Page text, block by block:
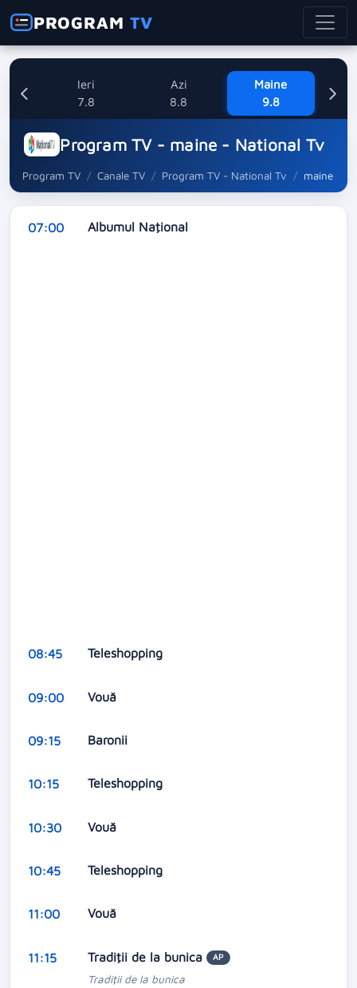
PROGRAMTV
Ieri
7.8
Azi
8.8
Maine
9.8
Program TV - maine - National Tv
Program TV Canale TV Program TV - National Tv maine
07:00 Albumul Naţional
08:45 Teleshopping
09:00 Vouă
09:15 Baronii
10:15 Teleshopping
10:30 Vouă
10:45 Teleshopping
11:00 Vouă
11:15 Tradiţii de la bunica AP
Tradiţii de la bunica